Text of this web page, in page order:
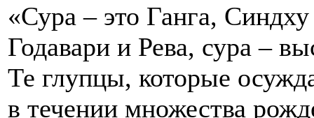
«Сура – это Ганга,
Годавари и Рева, сура –
Те глупцы, которые
в течении множества